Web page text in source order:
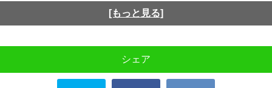
[もっと見る]
シェア